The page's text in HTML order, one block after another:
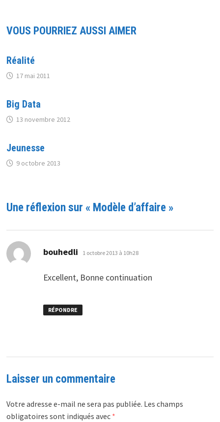
VOUS POURRIEZ AUSSI AIMER
Réalité
17 mai 2011
Big Data
13 novembre 2012
Jeunesse
9 octobre 2013
Une réflexion sur « Modèle d’affaire»
bouhedli dit :
1 octobre 2013 à 10h28
Excellent, Bonne continuation
RÉPONDRE
Laisser un commentaire
Votre adresse e-mail ne sera pas publiée. Les champs
obligatoires sont indiqués avec *